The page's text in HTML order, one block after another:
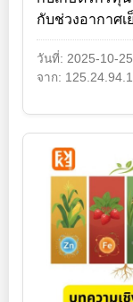
กับช่วงอากาศเ
วันที่: 2025-10-
จาก: